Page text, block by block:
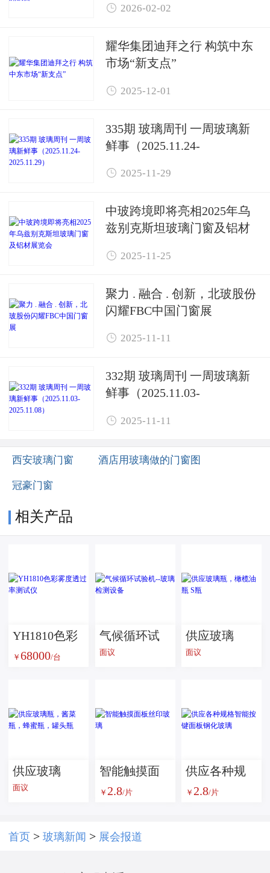
 2026-02-02
耀华集团迪拜之行 构筑中东
市场“新支点”
 2025-12-01
335期 玻璃周刊 一周玻璃新
鲜事（2025.11.24-
 2025-11-29
中玻跨境即将亮相2025年乌
兹别克斯坦玻璃门窗及铝材
 2025-11-25
聚力 . 融合 . 创新，北玻股份
闪耀FBC中国门窗展
 2025-11-11
332期 玻璃周刊 一周玻璃新
鲜事（2025.11.03-
 2025-11-11
西安玻璃门窗 酒店用玻璃做的门窗图
冠豪门窗
相关产品
YH1810色彩
雾度透过率
￥ 68000/台
气候循环试
验机--玻璃检
面议
供应玻璃
瓶，橄榄油
面议
供应玻璃
瓶，酱菜
瓶，罐头瓶
面议
智能触摸面
板丝印玻璃
￥ 2.8/片
​供应各种规
格智能按键
￥ 2.8/片
首页 > 玻璃新闻 > 展会报道